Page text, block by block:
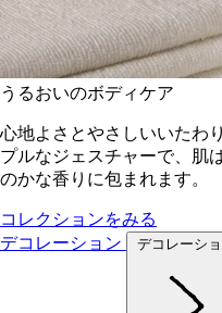
うるおいのボディケア
心地よさとやさしいいたわ
プルなジェスチャーで、肌
のかな香りに包まれます。
コレクションをみる
デコレーション
デコレーシ